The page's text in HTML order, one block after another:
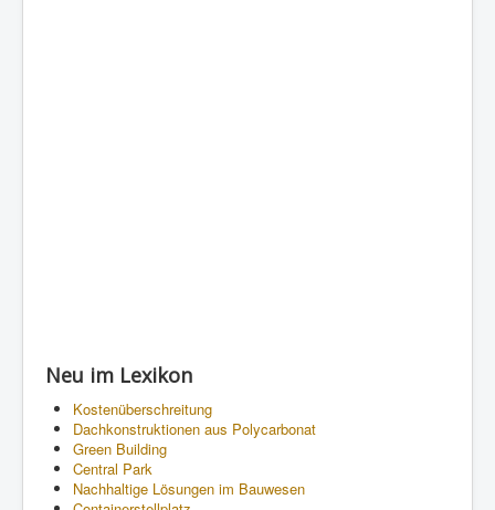
Neu im Lexikon
Kostenüberschreitung
Dachkonstruktionen aus Polycarbonat
Green Building
Central Park
Nachhaltige Lösungen im Bauwesen